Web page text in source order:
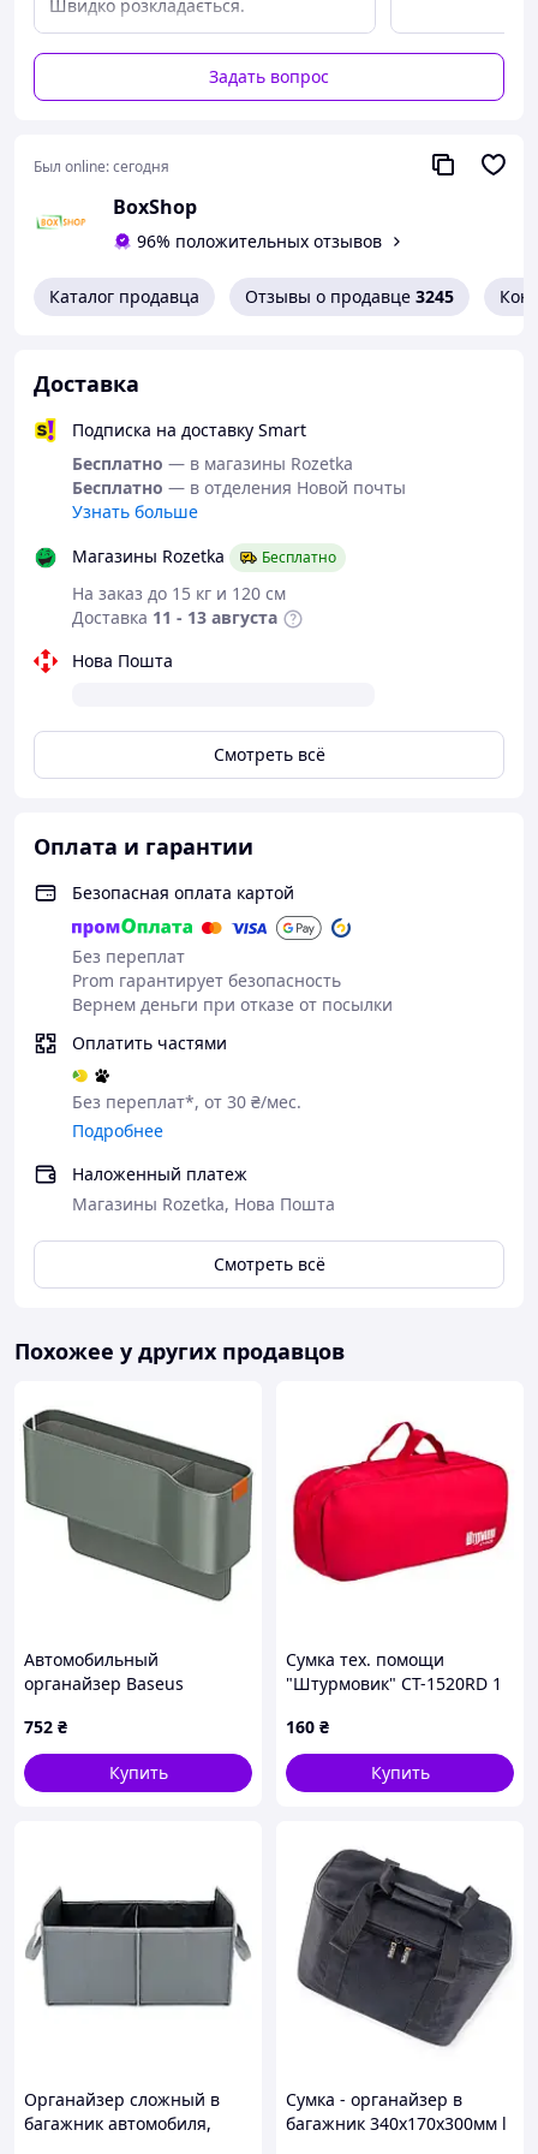
раскрытие в сложенном состоянии. Характеристики:
Расположение: багажник
Складная конструкция
Метод крепления - застежка
Количество отделений: 2
Объем: 50,00 л
Размеры: 56*40*26 см
Швидко розкладається.
Задать вопрос
Был online:сегодня
BoxShop
96% положительных отзывов
Каталог продавца Отзывы о продавце 3245
Доставка
Подписка на доставку Smart
Бесплатно — в магазины Rozetka
Бесплатно — в отделения Новой почты
Узнать больше
Магазины Rozetka
Бесплатно
На заказ до 15 кг и 120 см
Доставка 11 - 13 августа
Нова Пошта
Смотреть всё
Оплата и гарантии
Безопасная оплата картой
Без переплат
Prom гарантирует безопасность
Вернем деньги при отказе от посылки
Оплатить частями
Без переплат*, от 30 ₴/мес.
Подробнее
Наложенный платеж
Магазины Rozetka, Нова Пошта
Смотреть всё
Похожее у других продавцов
Автомобильный
органайзер Baseus
Console Storage Organizer
Frosted Gray
752 ₴
Купить
Сумка тех. помощи
"Штурмовик" СТ-1520RD 1
160 ₴
Купить
Органайзер сложный в
багажник автомобиля,
Сумка - органайзер в
багажник 340х170х300мм l